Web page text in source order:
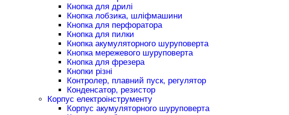
Кнопка для дрилі
Кнопка лобзика, шліфмашини
Кнопка для перфоратора
Кнопка для пилки
Кнопка акумуляторного шуруповерта
Кнопка мережевого шуруповерта
Кнопка для фрезера
Кнопки різні
Контролер, плавний пуск, регулятор
Конденсатор, резистор
Корпус електроінструменту
Корпус акумуляторного шуруповерта